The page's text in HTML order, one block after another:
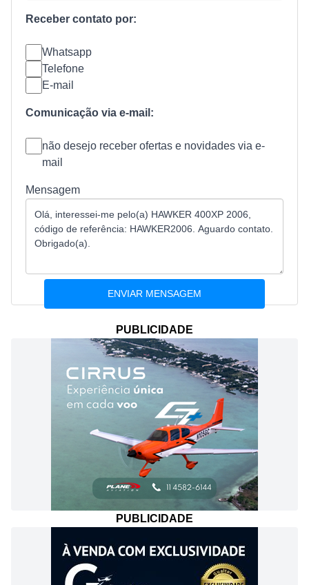
Receber contato por:
Whatsapp
Telefone
E-mail
Comunicação via e-mail:
não desejo receber ofertas e novidades via e-
mail
Mensagem
PUBLICIDADE
PUBLICIDADE